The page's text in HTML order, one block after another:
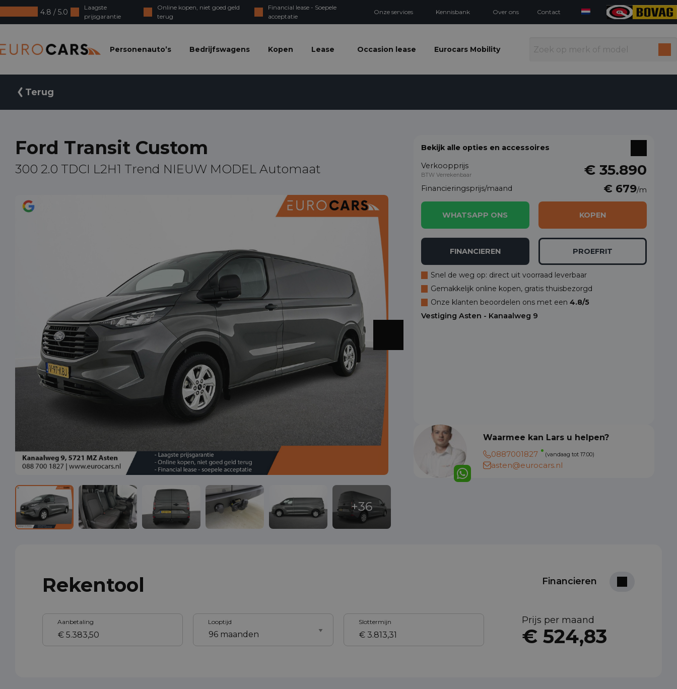
4.8 / 5.0
Laagste
prijsgarantie
Online kopen, niet goed geld
terug
Financial lease - Soepele
acceptatie
Onze services Kennisbank Over ons Contact
Personenauto’s
Bedrijfswagens Kopen Lease Occasion lease Eurocars Mobility
Terug
Ford Transit Custom
300 2.0 TDCI L2H1 Trend NIEUW MODEL Automaat
Bekijk alle opties en accessoires
Verkoopprijs
BTW Verrekenbaar € 35.890
Financieringsprijs/maand € 679/m
WHATSAPP ONS KOPEN
FINANCIEREN PROEFRIT
Snel de weg op: direct uit voorraad leverbaar
Gemakkelijk online kopen, gratis thuisbezorgd
Onze klanten beoordelen ons met een 4.8/5
Vestiging Asten - Kanaalweg 9
Waarmee kan Lars u helpen?
0887001827
(vandaag tot 17:00)
asten@eurocars.nl
Rekentool Financieren
Aanbetaling Looptijd Slottermijn Prijs per maand
€ 524,83